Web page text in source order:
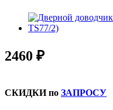
2460 ₽
СКИДКИ по ЗАПРОСУ